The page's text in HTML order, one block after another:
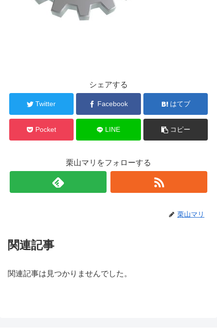
シェアする
Twitter Facebook はてブ
Pocket LINE コピー
栗山マリをフォローする
栗山マリ
関連記事
関連記事は見つかりませんでした。